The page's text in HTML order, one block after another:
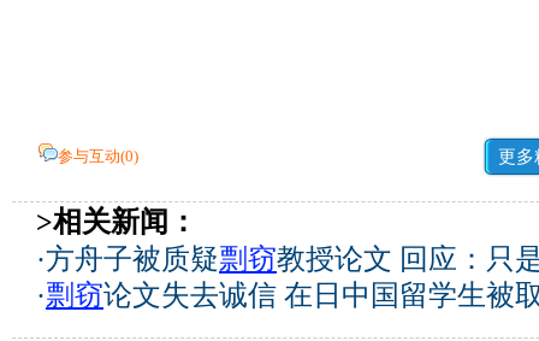
参与互动(0) 更多
>相关新闻：
·方舟子被质疑剽窃教授论文 回应：只
·剽窃论文失去诚信 在日中国留学生被